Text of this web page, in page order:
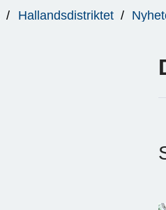
Hallandsdistriktet